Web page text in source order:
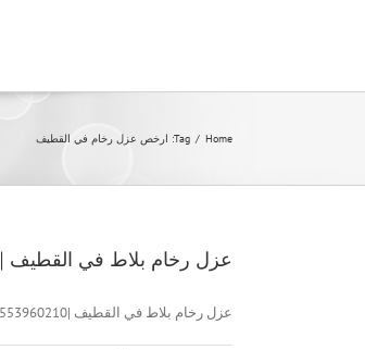
Home
/
Tag: ارخص عزل رخام في القطيف
عزل رخام بلاط في القطيف |0553960210| جلي وتلميع
عزل رخام بلاط في القطيف |0553960210| جلي وتلميع عزل رخام [...]